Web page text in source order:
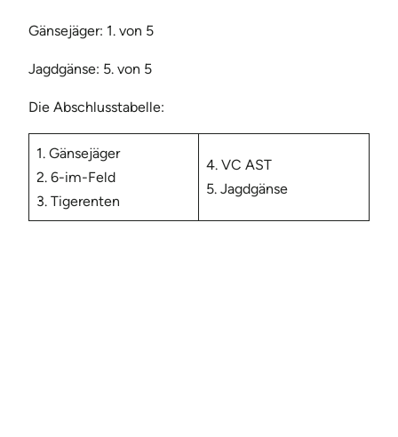
Gänsejäger: 1. von 5
Jagdgänse: 5. von 5
Die Abschlusstabelle:
1. Gänsejäger
2. 6-im-Feld
3. Tigerenten
4. VC AST
5. Jagdgänse